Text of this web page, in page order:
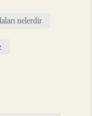
nelerdir